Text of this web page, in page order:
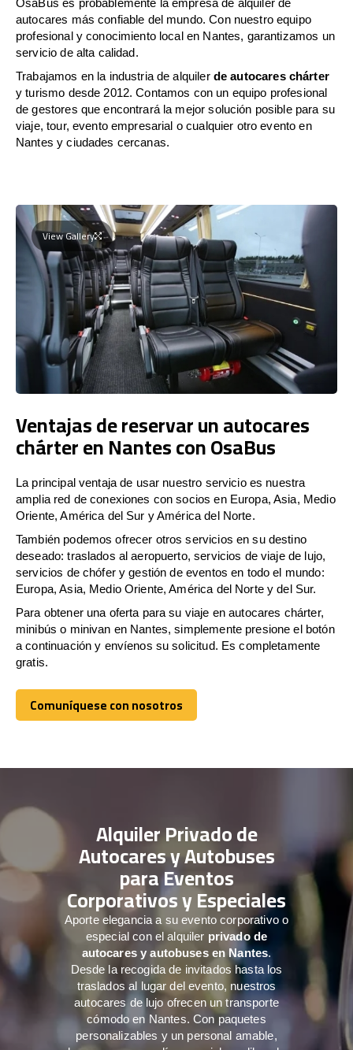
autocares más confiable del mundo. Con nuestro equipo
profesional y conocimiento local en Nantes, garantizamos un
servicio de alta calidad.
Trabajamos en la industria de alquiler de autocares chárter
y turismo desde 2012. Contamos con un equipo profesional
de gestores que encontrará la mejor solución posible para su
viaje, tour, evento empresarial o cualquier otro evento en
Nantes y ciudades cercanas.
View Gallery
Ventajas de reservar un autocares
chárter en Nantes con OsaBus
La principal ventaja de usar nuestro servicio es nuestra
amplia red de conexiones con socios en Europa, Asia, Medio
Oriente, América del Sur y América del Norte.
También podemos ofrecer otros servicios en su destino
deseado: traslados al aeropuerto, servicios de viaje de lujo,
servicios de chófer y gestión de eventos en todo el mundo:
Europa, Asia, Medio Oriente, América del Norte y del Sur.
Para obtener una oferta para su viaje en autocares chárter,
minibús o minivan en Nantes, simplemente presione el botón
a continuación y envíenos su solicitud. Es completamente
gratis.
Comuníquese con nosotros
Comuníquese con nosotros
Alquiler Privado de
Autocares y Autobuses
para Eventos
Corporativos y Especiales
Aporte elegancia a su evento corporativo o
especial con el alquiler privado de
autocares y autobuses en Nantes.
Desde la recogida de invitados hasta los
traslados al lugar del evento, nuestros
autocares de lujo ofrecen un transporte
cómodo en Nantes. Con paquetes
personalizables y un personal amable,